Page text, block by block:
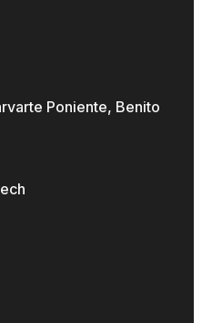
Poniente, Benito